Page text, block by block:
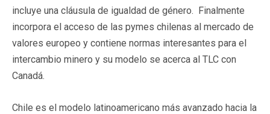
incluye una cláusula de igualdad de género. Finalmente
incorpora el acceso de las pymes chilenas al mercado de
valores europeo y contiene normas interesantes para el
intercambio minero y su modelo se acerca al TLC con
Canadá.
Chile es el modelo latinoamericano más avanzado hacia la